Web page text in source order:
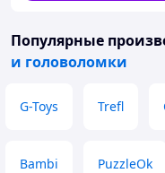
Популярные
и головоломки
G-Toys Trefl
Bambi PuzzleOk